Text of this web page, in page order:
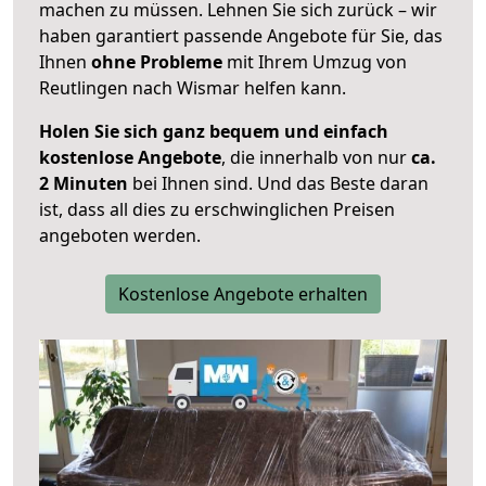
machen zu müssen. Lehnen Sie sich zurück – wir
haben garantiert passende Angebote für Sie, das
Ihnen ohne Probleme mit Ihrem Umzug von
Reutlingen nach Wismar helfen kann.
Holen Sie sich ganz bequem und einfach
kostenlose Angebote, die innerhalb von nurca.
2 Minuten bei Ihnen sind. Und das Beste daran
ist, dass all dies zu erschwinglichen Preisen
angeboten werden.
Kostenlose Angebote erhalten